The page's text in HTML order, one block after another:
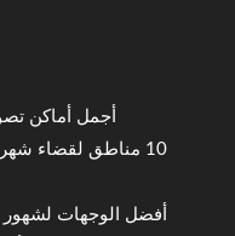
أجمل أماكن
10 مناطق لقضاء
أفضل الوجهات لشهور العسل